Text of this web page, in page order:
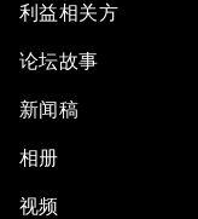
利益相关方
论坛故事
新闻稿
相册
视频